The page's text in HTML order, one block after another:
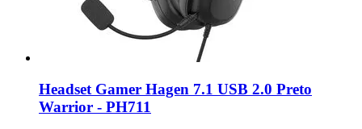
Headset Gamer Hagen 7.1 USB 2.0 Preto
Warrior - PH711